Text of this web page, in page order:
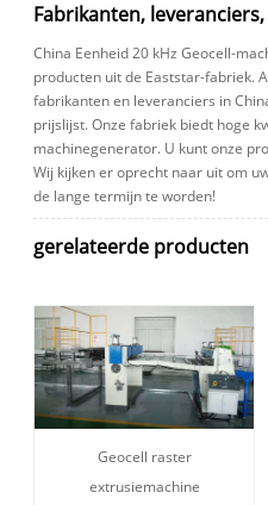
Fabrikanten,
China Eenheid 20 kHz Geocell-
producten uit de Eaststar-fabriek.
fabrikanten en leveranciers in
prijslijst. Onze fabriek biedt hoge
machinegenerator. U kunt onze
Wij kijken er oprecht naar uit om
de lange termijn te worden!
gerelateerde producten
Geocell raster
extrusiemachine